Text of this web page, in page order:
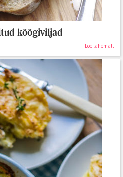
köögiviljad
Loe lähemalt